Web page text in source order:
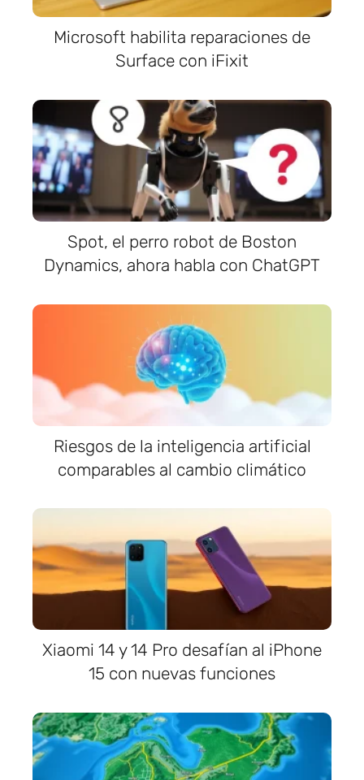
Microsoft habilita reparaciones de
Surface con iFixit
Spot, el perro robot de Boston
Dynamics, ahora habla con ChatGPT
Riesgos de la inteligencia artificial
comparables al cambio climático
Xiaomi 14 y 14 Pro desafían al iPhone
15 con nuevas funciones